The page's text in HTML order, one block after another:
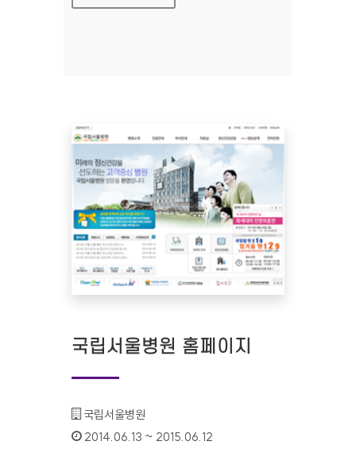
국립서울병원 홈페이지
기관명 :
국립서울병원
인증기간 :
2014.06.13 ~ 2015.06.12